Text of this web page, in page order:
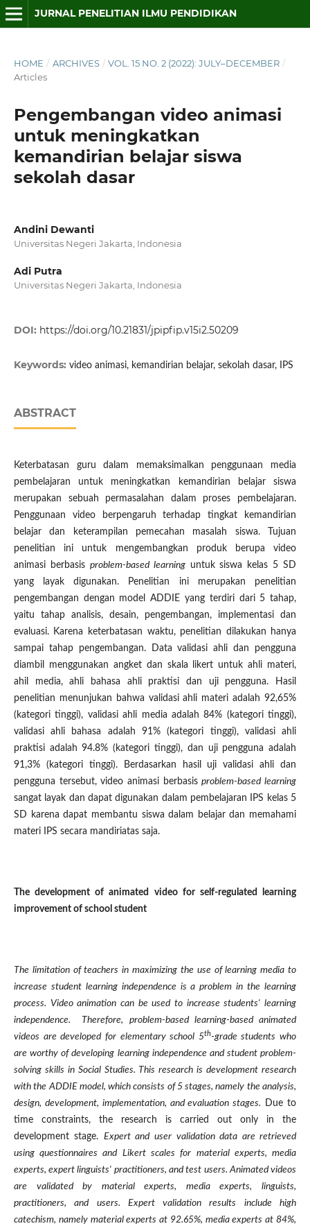
JURNAL PENELITIAN ILMU PENDIDIKAN
HOME / ARCHIVES / VOL. 15 NO. 2 (2022): JULY–DECEMBER /
Articles
Pengembangan video animasi
untuk meningkatkan
kemandirian belajar siswa
sekolah dasar
Andini Dewanti
Universitas Negeri Jakarta, Indonesia
Adi Putra
Universitas Negeri Jakarta, Indonesia
DOI: https://doi.org/10.21831/jpipfip.v15i2.50209
Keywords: video animasi, kemandirian belajar, sekolah dasar, IPS
ABSTRACT
Keterbatasan guru dalam memaksimalkan penggunaan media
pembelajaran untuk meningkatkan kemandirian belajar siswa
merupakan sebuah permasalahan dalam proses pembelajaran.
Penggunaan video berpengaruh terhadap tingkat kemandirian
belajar dan keterampilan pemecahan masalah siswa. Tujuan
penelitian ini untuk mengembangkan produk berupa video
animasi berbasis problem-based learninguntuk siswa kelas 5 SD
yang layak digunakan. Penelitian ini merupakan penelitian
pengembangan dengan model ADDIE yang terdiri dari 5 tahap,
yaitu tahap analisis, desain, pengembangan, implementasi dan
evaluasi. Karena keterbatasan waktu, penelitian dilakukan hanya
sampai tahap pengembangan. Data validasi ahli dan pengguna
diambil menggunakan angket dan skala likert untuk ahli materi,
ahil media, ahli bahasa ahli praktisi dan uji pengguna. Hasil
penelitian menunjukan bahwa validasi ahli materi adalah 92,65%
(kategori tinggi), validasi ahli media adalah 84% (kategori tinggi),
validasi ahli bahasa adalah 91% (kategori tinggi), validasi ahli
praktisi adalah 94.8% (kategori tinggi), dan uji pengguna adalah
91,3% (kategori tinggi). Berdasarkan hasil uji validasi ahli dan
pengguna tersebut, video animasi berbasisproblem-based learning
sangat layak dan dapat digunakan dalam pembelajaran IPS kelas 5
SD karena dapat membantu siswa dalam belajar dan memahami
materi IPS secara mandiriatas saja.
The development of animated video for self-regulated learning
improvement of school student
The limitation of teachers in maximizing the use of learning media to
increase student learning independence is a problem in the learning
process. Video animation can be used to increase students' learning
independence. Therefore, problem-based learning-based animated
videos are developed for elementary school 5th-grade students who
are worthy of developing learning independence and student problem-
solving skills in Social Studies. This research is development research
with the ADDIE model, which consists of 5 stages, namely the analysis,
design, development, implementation, and evaluation stages. Due to
time constraints, the research is carried out only in the
development stage. Expertand user validation data are retrieved
using questionnaires and Likert scales for material experts, media
experts, expert linguists' practitioners, and test users. Animated videos
are validated by material experts, media experts, linguists,
practitioners, and users. Expert validation results include high
catechism, namely material experts at 92.65%, media experts at 84%,